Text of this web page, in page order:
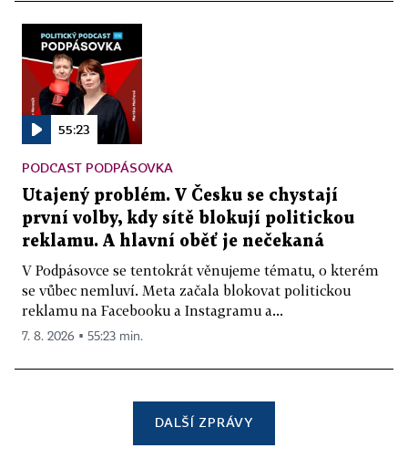
55:23
PODCAST PODPÁSOVKA
Utajený problém. V Česku se chystají
první volby, kdy sítě blokují politickou
reklamu. A hlavní oběť je nečekaná
V Podpásovce se tentokrát věnujeme tématu, o kterém
se vůbec nemluví. Meta začala blokovat politickou
reklamu na Facebooku a Instagramu a...
7. 8. 2026 ▪ 55:23 min.
DALŠÍ ZPRÁVY